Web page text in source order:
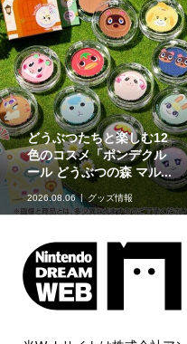
どうぶつたちと楽しむ12
色のコスメ「ポンデクル
ール どうぶつの森 マル...
2026.08.06 グッズ情報